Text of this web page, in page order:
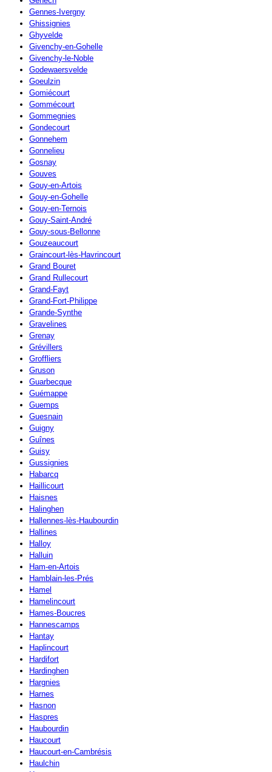
Gennes-Ivergny
Ghissignies
Ghyvelde
Givenchy-en-Gohelle
Givenchy-le-Noble
Godewaersvelde
Goeulzin
Gomiécourt
Gommécourt
Gommegnies
Gondecourt
Gonnehem
Gonnelieu
Gosnay
Gouves
Gouy-en-Artois
Gouy-en-Gohelle
Gouy-en-Ternois
Gouy-Saint-André
Gouy-sous-Bellonne
Gouzeaucourt
Graincourt-lès-Havrincourt
Grand Bouret
Grand Rullecourt
Grand-Fayt
Grand-Fort-Philippe
Grande-Synthe
Gravelines
Grenay
Grévillers
Groffliers
Gruson
Guarbecque
Guémappe
Guemps
Guesnain
Guigny
Guînes
Guisy
Gussignies
Habarcq
Haillicourt
Haisnes
Halinghen
Hallennes-lès-Haubourdin
Hallines
Halloy
Halluin
Ham-en-Artois
Hamblain-les-Prés
Hamel
Hamelincourt
Hames-Boucres
Hannescamps
Hantay
Haplincourt
Hardifort
Hardinghen
Hargnies
Harnes
Hasnon
Haspres
Haubourdin
Haucourt
Haucourt-en-Cambrésis
Haulchin